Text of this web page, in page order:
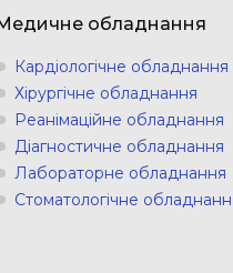
обладнання
Кардіологічне обладнання
Хірургічне обладнання
Реанімаційне обладнання
Діагностичне обладнання
Лабораторне обладнання
Стоматологічне